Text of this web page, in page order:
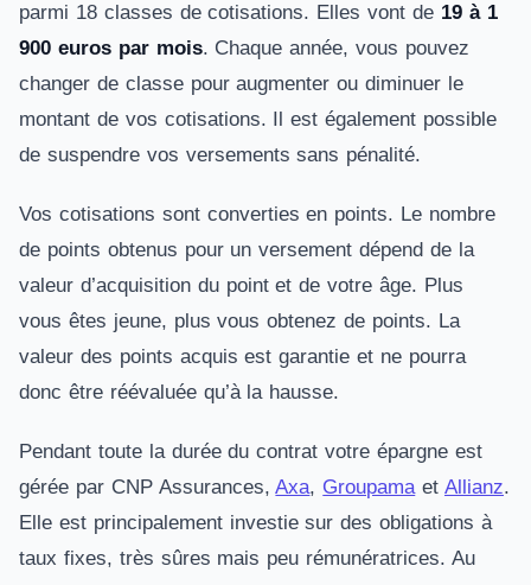
parmi 18 classes de cotisations. Elles vont de 19 à 1
900 euros par mois. Chaque année, vous pouvez
changer de classe pour augmenter ou diminuer le
montant de vos cotisations. Il est également possible
de suspendre vos versements sans pénalité.
Vos cotisations sont converties en points. Le nombre
de points obtenus pour un versement dépend de la
valeur d’acquisition du point et de votre âge. Plus
vous êtes jeune, plus vous obtenez de points. La
valeur des points acquis est garantie et ne pourra
donc être réévaluée qu’à la hausse.
Pendant toute la durée du contrat votre épargne est
gérée par CNP Assurances,Axa, Groupamaet Allianz.
Elle est principalement investie sur des obligations à
taux fixes, très sûres mais peu rémunératrices. Au